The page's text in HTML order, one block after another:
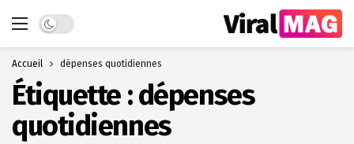
Dark mode
Accueil dépenses quotidiennes
Étiquette :dépenses
quotidiennes